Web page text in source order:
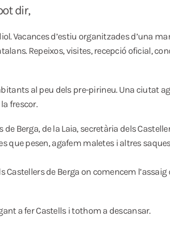
dir,
Vacances d’estiu organitzades d’una
Repeixos, visites, recepció oficial,
al peu dels pre-pirineu. Una ciutat
frescor.
Berga, de la Laia, secretària dels
que pesen, agafem maletes i altres
de Berga on comencem
a fer Castells i tothom a descansar.